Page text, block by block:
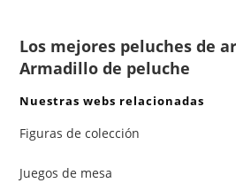
Los mejores peluches de
Armadillo de peluche
Nuestras webs relacionadas
Figuras de colección
Juegos de mesa